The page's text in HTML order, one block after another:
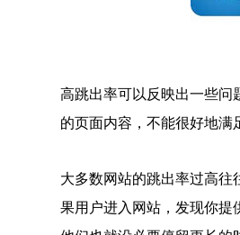
高跳出率可以反映出一些问
的页面内容，不能很好地满
大多数网站的跳出率过高往
果用户进入网站，发现你提